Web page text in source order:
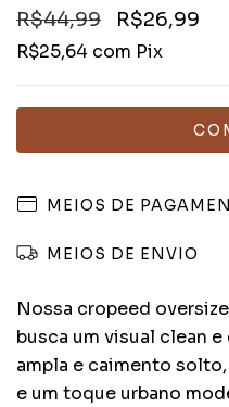
R$44,99 R$26,99
R$25,64 com Pix
MEIOS DE
MEIOS DE ENVIO
Nossa cropeed
busca um visual clean
ampla e caimento
e um toque urbano